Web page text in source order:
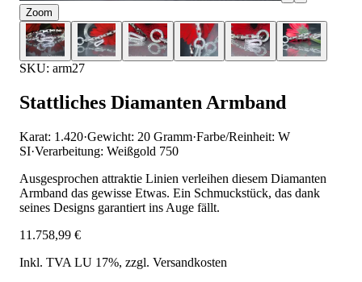
Zoom
SKU: arm27
Stattliches Diamanten Armband
Karat: 1.420·Gewicht: 20 Gramm·Farbe/Reinheit: W
SI·Verarbeitung: Weißgold 750
Ausgesprochen attraktie Linien verleihen diesem Diamanten
Armband das gewisse Etwas. Ein Schmuckstück, das dank
seines Designs garantiert ins Auge fällt.
11.758,99 €
Inkl. TVA LU 17%, zzgl. Versandkosten